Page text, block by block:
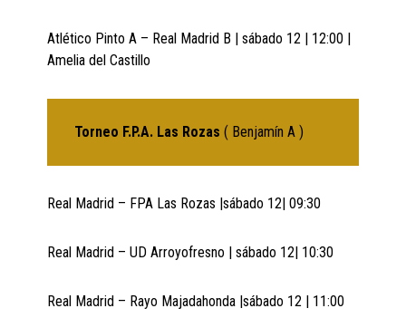
Atlético Pinto A – Real Madrid B | sábado 12 | 12:00 |
Amelia del Castillo
Torneo F.P.A. Las Rozas( Benjamín A )
Real Madrid – FPA Las Rozas |sábado 12| 09:30
Real Madrid – UD Arroyofresno | sábado 12| 10:30
Real Madrid – Rayo Majadahonda |sábado 12 | 11:00